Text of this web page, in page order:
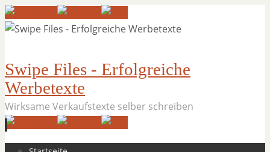
Swipe Files - Erfolgreiche
Werbetexte
Wirksame Verkaufstexte selber schreiben